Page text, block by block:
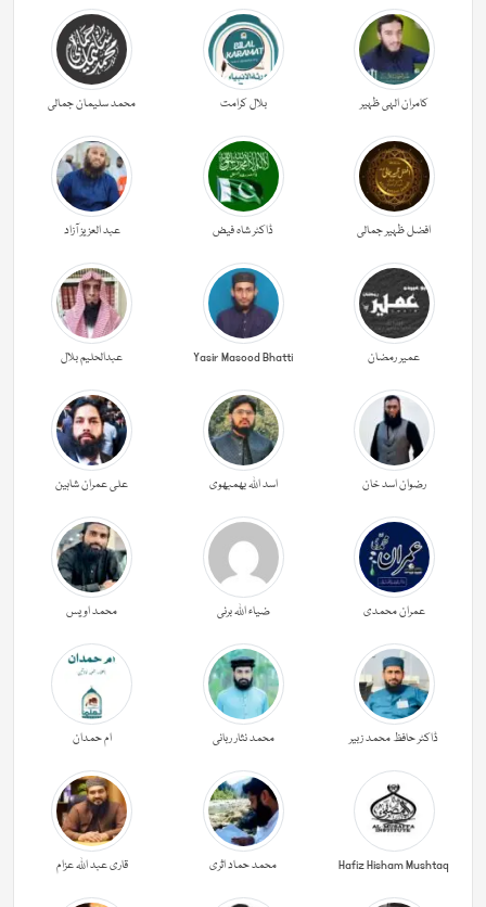
کامران الہی ظہیر بلال کرامت محمد سلیمان جمالی
افضل ظہیر جمالی ڈاکٹر شاہ فیض عبد العزیز آزاد
عمیر رمضان Yasir Masood Bhatti عبدالحليم بلال
رضوان اسد خان اسد اللہ بھمبھوی علی عمران شاہین
عمران محمدی ضیاء اللہ برنی محمد اویس
ڈاکٹر حافظ محمد زبیر محمد نثار ربانی ام حمدان
Hafiz Hisham Mushtaq محمد حماد اثری قاری عبد اللہ عزام